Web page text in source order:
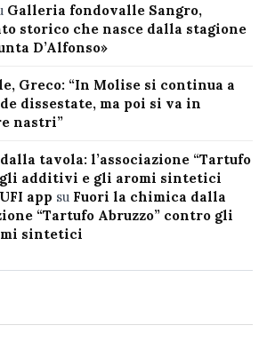
Galleria fondovalle Sangro,
storico che nasce dalla stagione
D’Alfonso»
Greco: “In Molise si continua a
dissestate, ma poi si va in
nastri”
tavola: l’associazione “Tartufo
gli additivi e gli aromi sintetici
app su Fuori la chimica dalla
“Tartufo Abruzzo” contro gli
sintetici